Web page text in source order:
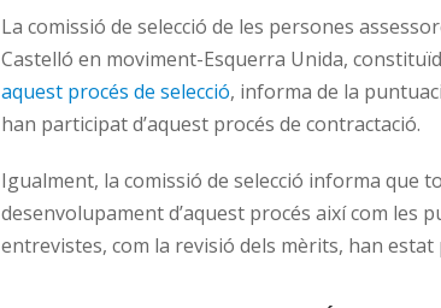
La comissió de selecció de les persones
Castelló en moviment-Esquerra Unida,
aquest procés de selecció, informa de la
han participat d’aquest procés de contractació.
Igualment, la comissió de selecció informa que
desenvolupament d’aquest procés així com les
entrevistes, com la revisió dels mèrits, han estat